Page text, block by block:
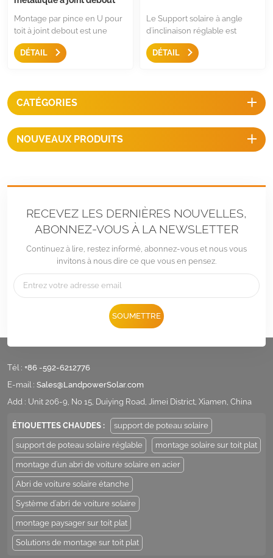
Montage par pince en U pour
toit à joint debout est une
solution sans pénétration pour
le toit métallique à joint
rapide.
DÉTAIL
Le Support solaire à angle
d'inclinaison réglable est
composé de seulement deux
composants, c'est une solution
encadré, et l'angle peut être
emplacements et saisons.
DÉTAIL
CATÉGORIES
NOUVEAUX PRODUITS
RECEVEZ LES DERNIÈRES NOUVELLES,
ABONNEZ-VOUS À LA NEWSLETTER
Continuez à lire, restez informé, abonnez-vous et nous vous
invitons à nous dire ce que vous en pensez.
SOUMETTRE
Tél : +86 -592-6212776
E-mail : Sales@LandpowerSolar.com
Add : Unit 206-9, No 15, Duiying Road, Jimei District, Xiamen, China
ÉTIQUETTES CHAUDES : support de poteau solaire
support de poteau solaire réglable montage solaire sur toit plat
montage d'un abri de voiture solaire en acier
Abri de voiture solaire étanche
Système d'abri de voiture solaire
montage paysager sur toit plat
Solutions de montage sur toit plat